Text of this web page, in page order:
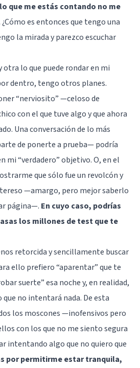
que me estás contando no me
¿Cómo es entonces que tengo una
la mirada y parezco escuchar
otra lo que puede rondar en mi
dentro, tengo otros planes.
“nerviosito” —celoso de
con el que tuve algo y que ahora
Una conversación de lo más
de ponerte a prueba— podría
mi “verdadero” objetivo. O, en el
que sólo fue un revolcón y
—amargo, pero mejor saberlo
página—. En cuyo caso, podrías
los millones de test que te
retorcida y sencillamente buscar
ello prefiero “aparentar” que te
suerte” esa noche y, en realidad,
que no intentará nada. De esta
los moscones —inofensivos pero
con los que no me siento segura
intentando algo que no quiero que
por permitirme estar tranquila,